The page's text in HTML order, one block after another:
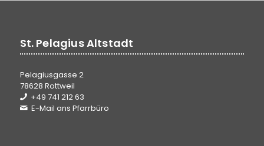
St. Pelagius Altstadt
Pelagiusgasse 2
78628 Rottweil
+49 741 212 63
E-Mail ans Pfarrbüro